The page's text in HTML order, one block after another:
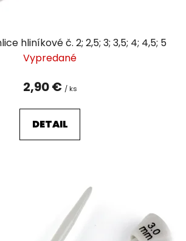
hliníkové č. 2; 2,5; 3; 3,5; 4; 4,5; 5
Vypredané
2,90 € / ks
DETAIL